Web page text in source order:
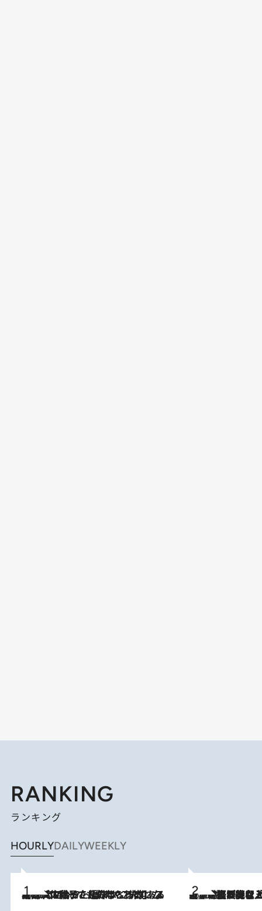
RANKING
ランキング
HOURLYDAILYWEEKLY
2026.8.5
【阿川佐和子さんの年とる力】なぜ70代で始めた趣味は“こんなに楽しい”のか？ ピアノ、俳句…スランプに陥っても続けられる“ある秘訣”とは 2026.8.5
【なぜ吉沢亮は「気配を消せる」のか？】興行収入208億の『国宝』を経て挑むミュージカル『ディア・エヴァン・ハンセン』。トップ俳優が舞台上でさらけ出した“孤独”とは